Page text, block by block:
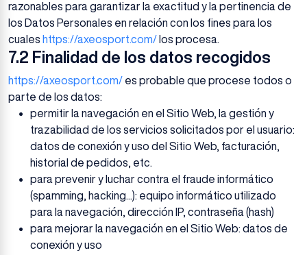
razonables para garantizar la exactitud y la pertinencia de
los Datos Personales en relación con los fines para los
cuales https://axeosport.com/ los procesa.
7.2 Finalidad de los datos recogidos
https://axeosport.com/ es probable que procese todos o
parte de los datos:
permitir la navegación en el Sitio Web, la gestión y
trazabilidad de los servicios solicitados por el usuario:
datos de conexión y uso del Sitio Web, facturación,
historial de pedidos, etc.
para prevenir y luchar contra el fraude informático
(spamming, hacking...): equipo informático utilizado
para la navegación, dirección IP, contraseña (hash)
para mejorar la navegación en el Sitio Web: datos de
conexión y uso